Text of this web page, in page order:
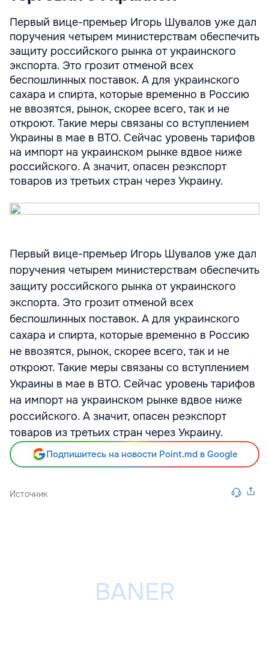
Первый вице-премьер Игорь Шувалов уже дал
поручения четырем министерствам обеспечить
защиту российского рынка от украинского
экспорта. Это грозит отменой всех
беспошлинных поставок. А для украинского
сахара и спирта, которые временно в Россию
не ввозятся, рынок, скорее всего, так и не
откроют. Такие меры связаны со вступлением
Украины в мае в ВТО. Сейчас уровень тарифов
на импорт на украинском рынке вдвое ниже
российского. А значит, опасен реэкспорт
товаров из третьих стран через Украину.
Первый вице-премьер Игорь Шувалов уже дал
поручения четырем министерствам обеспечить
защиту российского рынка от украинского
экспорта. Это грозит отменой всех
беспошлинных поставок. А для украинского
сахара и спирта, которые временно в Россию
не ввозятся, рынок, скорее всего, так и не
откроют. Такие меры связаны со вступлением
Украины в мае в ВТО. Сейчас уровень тарифов
на импорт на украинском рынке вдвое ниже
российского. А значит, опасен реэкспорт
товаров из третьих стран через Украину.
Подпишитесь на новости Point.md в Google
Источник